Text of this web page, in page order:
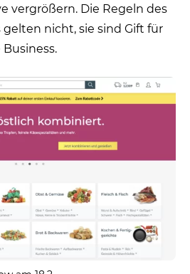
vergrößern. Die Regeln des
nicht, sie sind Gift für